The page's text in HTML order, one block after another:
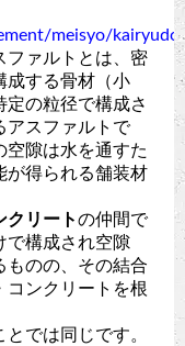
meisyo/
ファルトとは、 密
成する骨材（小
の粒径で構成さ
アスファルトで
空隙は水を通すた
が得られる舗装材
クリートの仲間で
で構成され空隙
ものの、その結合
コンクリートを根
では同じです。